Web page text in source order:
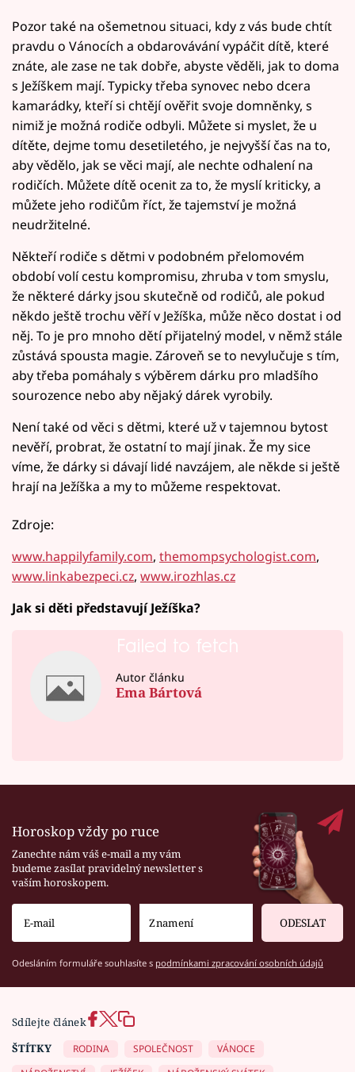
Pozor také na ošemetnou situaci, kdy z vás bude chtít
pravdu o Vánocích a obdarovávání vypáčit dítě, které
znáte, ale zase ne tak dobře, abyste věděli, jak to doma
s Ježíškem mají. Typicky třeba synovec nebo dcera
kamarádky, kteří si chtějí ověřit svoje domněnky, s
nimiž je možná rodiče odbyli. Můžete si myslet, že u
dítěte, dejme tomu desetiletého, je nejvyšší čas na to,
aby vědělo, jak se věci mají, ale nechte odhalení na
rodičích. Můžete dítě ocenit za to, že myslí kriticky, a
můžete jeho rodičům říct, že tajemství je možná
neudržitelné.
Někteří rodiče s dětmi v podobném přelomovém
období volí cestu kompromisu, zhruba v tom smyslu,
že některé dárky jsou skutečně od rodičů, ale pokud
někdo ještě trochu věří v Ježíška, může něco dostat i od
něj. To je pro mnoho dětí přijatelný model, v němž stále
zůstává spousta magie. Zároveň se to nevylučuje s tím,
aby třeba pomáhaly s výběrem dárku pro mladšího
sourozence nebo aby nějaký dárek vyrobily.
Není také od věci s dětmi, které už v tajemnou bytost
nevěří, probrat, že ostatní to mají jinak. Že my sice
víme, že dárky si dávají lidé navzájem, ale někde si ještě
hrají na Ježíška a my to můžeme respektovat.
Zdroje:
www.happilyfamily.com, themompsychologist.com,
www.linkabezpeci.cz, www.irozhlas.cz
Jak si děti představují Ježíška?
Failed to fetch
Autor článku
Ema Bártová
Horoskop vždy po ruce
Zanechte nám váš e-mail a my vám
budeme zasílat pravidelný newsletter s
vaším horoskopem.
ODESLAT
Odesláním formuláře souhlasíte s podmínkami zpracování osobních údajů
Sdílejte článek
ŠTÍTKY
RODINA SPOLEČNOST
VÁNOCE